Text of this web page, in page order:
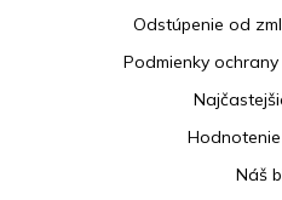
Odstúpenie od
Podmienky
Náš